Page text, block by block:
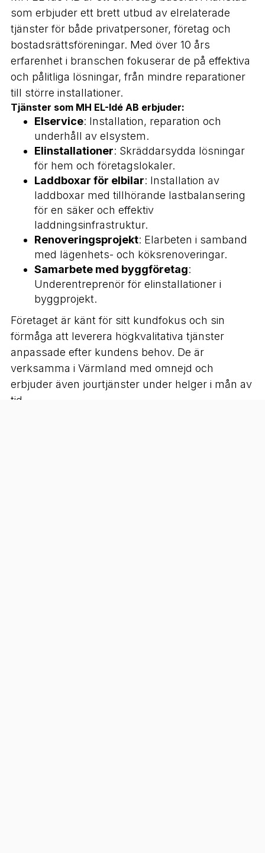
som erbjuder ett brett utbud av elrelaterade
tjänster för både privatpersoner, företag och
bostadsrättsföreningar. Med över 10 års
erfarenhet i branschen fokuserar de på effektiva
och pålitliga lösningar, från mindre reparationer
till större installationer.​
Tjänster som MH EL-Idé AB erbjuder:
Elservice: Installation, reparation och
underhåll av elsystem.
Elinstallationer: Skräddarsydda lösningar
för hem och företagslokaler.
Laddboxar för elbilar: Installation av
laddboxar med tillhörande lastbalansering
för en säker och effektiv
laddningsinfrastruktur.
Renoveringsprojekt: Elarbeten i samband
med lägenhets- och köksrenoveringar.
Samarbete med byggföretag:
Underentreprenör för elinstallationer i
byggprojekt.​
Företaget är känt för sitt kundfokus och sin
förmåga att leverera högkvalitativa tjänster
anpassade efter kundens behov. De är
verksamma i Värmland med omnejd och
erbjuder även jourtjänster under helger i mån av
tid.​